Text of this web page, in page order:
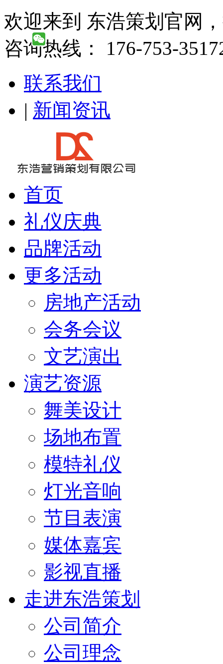
欢迎来到 东浩策划官网
咨询热线： 176-753-
联系我们
| 新闻资讯
首页
礼仪庆典
品牌活动
更多活动
房地产活动
会务会议
文艺演出
演艺资源
舞美设计
场地布置
模特礼仪
灯光音响
节目表演
媒体嘉宾
影视直播
走进东浩策划
公司简介
公司理念